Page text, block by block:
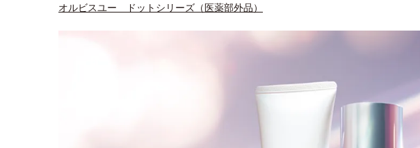
オルビスユー ドットシリーズ（医薬部外品）